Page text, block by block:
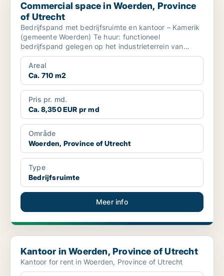
Commercial space in Woerden, Province
of Utrecht
Bedrijfspand met bedrijfsruimte en kantoor – Kamerik
(gemeente Woerden) Te huur: functioneel
bedrijfspand gelegen op het industrieterrein van
Kamerik aan ...
Areal
Ca. 710 m2
Pris pr. md.
Ca. 8,350 EUR pr md
Område
Woerden, Province of Utrecht
Type
Bedrijfsruimte
Meer info
Kantoor in Woerden, Province of Utrecht
Kantoor in Woerden, Province of Utrecht
Kantoor for rent in Woerden, Province of Utrecht